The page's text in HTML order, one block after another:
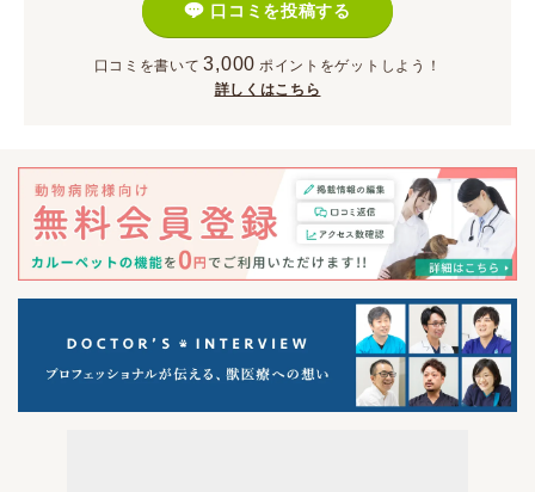
口コミを投稿する
口コミを書いて 3,000 ポイント をゲットしよう！
詳しくはこちら